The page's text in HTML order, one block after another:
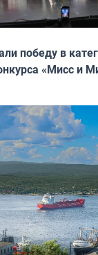
победу в
«Мисс и